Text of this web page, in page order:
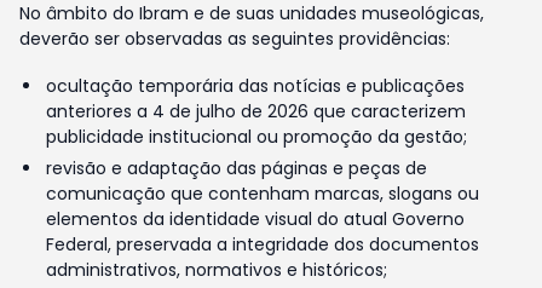
No âmbito do Ibram e de suas unidades museológicas,
deverão ser observadas as seguintes providências:
ocultação temporária das notícias e publicações
anteriores a 4 de julho de 2026 que caracterizem
publicidade institucional ou promoção da gestão;
revisão e adaptação das páginas e peças de
comunicação que contenham marcas, slogans ou
elementos da identidade visual do atual Governo
Federal, preservada a integridade dos documentos
administrativos, normativos e históricos;